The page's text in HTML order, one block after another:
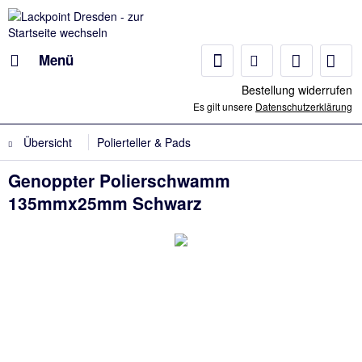
Menü
Bestellung widerrufen
Es gilt unsere Datenschutzerklärung
Übersicht Polierteller & Pads
Genoppter Polierschwamm
135mmx25mm Schwarz